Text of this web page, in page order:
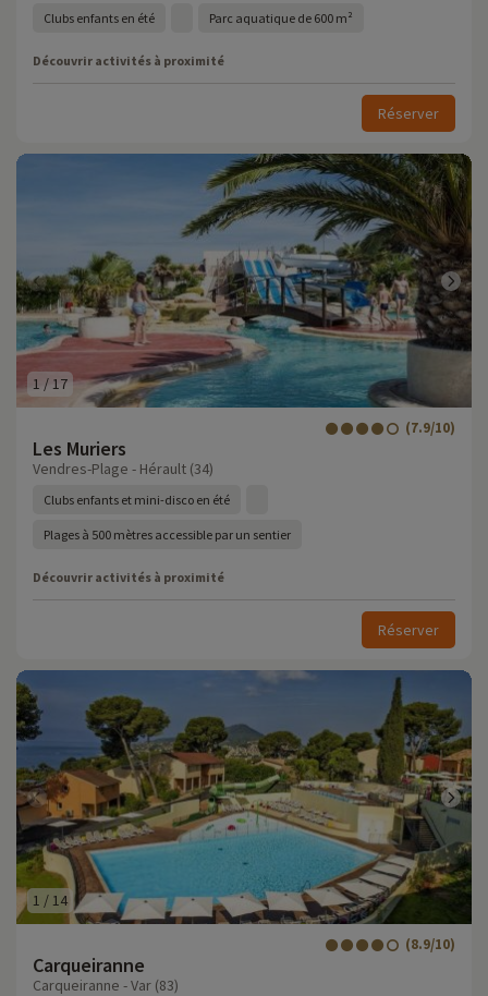
Clubs enfants en été Parc aquatique de 600 m²
Découvrir activités à proximité
Réserver
1 / 17
Les Muriers
(7.9/10)
Vendres-Plage - Hérault (34)
Clubs enfants et mini-disco en été
Plages à 500 mètres accessible par un sentier
Découvrir activités à proximité
Réserver
1 / 14
Carqueiranne
(8.9/10)
Carqueiranne - Var (83)